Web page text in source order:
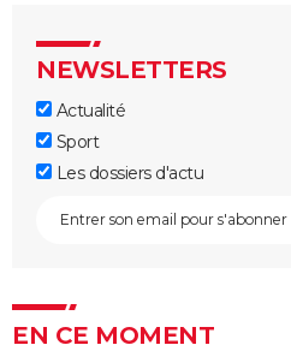
NEWSLETTERS
Actualité
Sport
Les dossiers d'actu
EN CE MOMENT